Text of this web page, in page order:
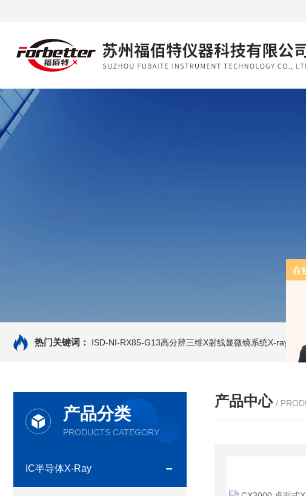
热门关键词： ISD-NI-RX85-G13高分辨三维X射线显微镜系统X-ray CT
产品分类
PRODUCTS CATEGORY
IC半导体X-Ray
产品中心 /